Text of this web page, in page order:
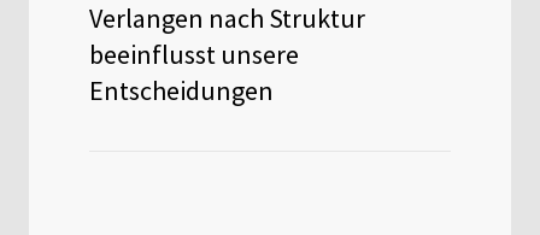
Verlangen nach Struktur
beeinflusst unsere
Entscheidungen